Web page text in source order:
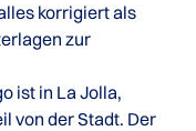
korrigiert als
zur
ist in La Jolla,
von der Stadt. Der